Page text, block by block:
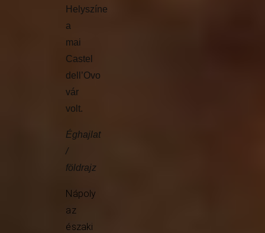
Helyszíne
a
mai
Castel
dell’Ovo
vár
volt.
Éghajlat
/
földrajz
Nápoly
az
északi